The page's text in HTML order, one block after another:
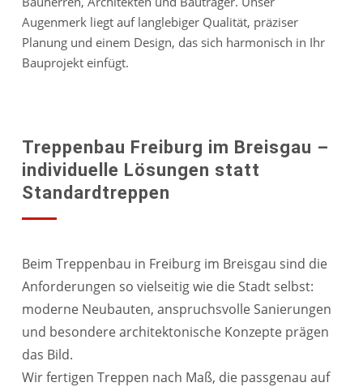
Augenmerk liegt auf langlebiger Qualität, präziser
Planung und einem Design, das sich harmonisch in Ihr
Bauprojekt einfügt.
Treppenbau Freiburg im Breisgau –
individuelle Lösungen statt
Standardtreppen
Beim Treppenbau in Freiburg im Breisgau sind die
Anforderungen so vielseitig wie die Stadt selbst:
moderne Neubauten, anspruchsvolle Sanierungen
und besondere architektonische Konzepte prägen
das Bild.
Wir fertigen Treppen nach Maß, die passgenau auf